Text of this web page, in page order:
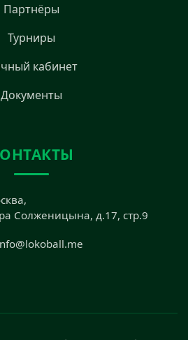
Партнёры
Турниры
кабинет
Документы
Солженицына, д.17, стр.9